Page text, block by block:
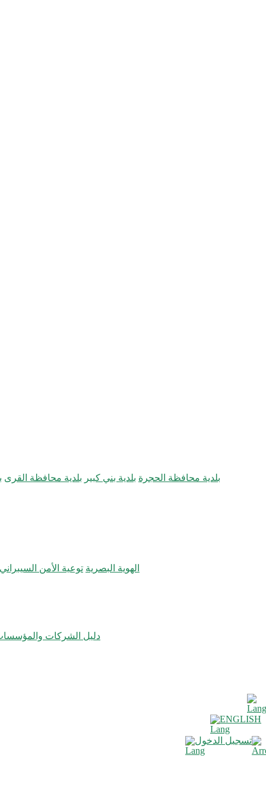
بلدية محافظة القرى بلدية بني كبير بلدية محافظة الحجرة
توعية الأمن السيبراني الهوية البصرية
دليل الشركات
ENGLISH
تسجيل الدخول